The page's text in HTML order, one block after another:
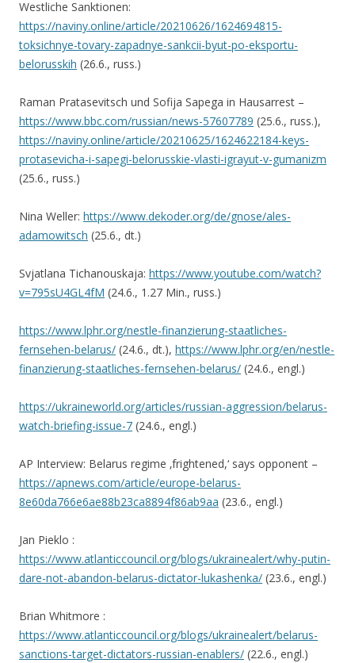
Westliche Sanktionen:
https://naviny.online/article/20210626/1624694815-
toksichnye-tovary-zapadnye-sankcii-byut-po-eksportu-
belorusskih (26.6., russ.)
Raman Pratasevitsch und Sofija Sapega in Hausarrest –
https://www.bbc.com/russian/news-57607789 (25.6., russ.),
https://naviny.online/article/20210625/1624622184-keys-
protasevicha-i-sapegi-belorusskie-vlasti-igrayut-v-gumanizm
(25.6., russ.)
Nina Weller: https://www.dekoder.org/de/gnose/ales-
adamowitsch (25.6., dt.)
Svjatlana Tichanouskaja: https://www.youtube.com/watch?
v=795sU4GL4fM (24.6., 1.27 Min., russ.)
https://www.lphr.org/nestle-finanzierung-staatliches-
fernsehen-belarus/ (24.6., dt.), https://www.lphr.org/en/nestle-
finanzierung-staatliches-fernsehen-belarus/ (24.6., engl.)
https://ukraineworld.org/articles/russian-aggression/belarus-
watch-briefing-issue-7 (24.6., engl.)
AP Interview: Belarus regime ‚frightened,‘ says opponent –
https://apnews.com/article/europe-belarus-
8e60da766e6ae88b23ca8894f86ab9aa (23.6., engl.)
Jan Pieklo :
https://www.atlanticcouncil.org/blogs/ukrainealert/why-putin-
dare-not-abandon-belarus-dictator-lukashenka/ (23.6., engl.)
Brian Whitmore :
https://www.atlanticcouncil.org/blogs/ukrainealert/belarus-
sanctions-target-dictators-russian-enablers/ (22.6., engl.)